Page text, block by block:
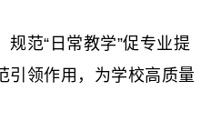
范“日常教学”促专业提
引领作用，为学校高质量